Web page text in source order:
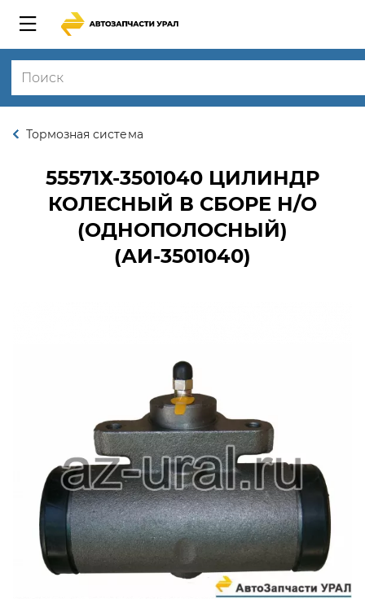
Тормозная система
55571Х-3501040 ЦИЛИНДР
КОЛЕСНЫЙ В СБОРЕ Н/О
(ОДНОПОЛОСНЫЙ)
(АИ-3501040)